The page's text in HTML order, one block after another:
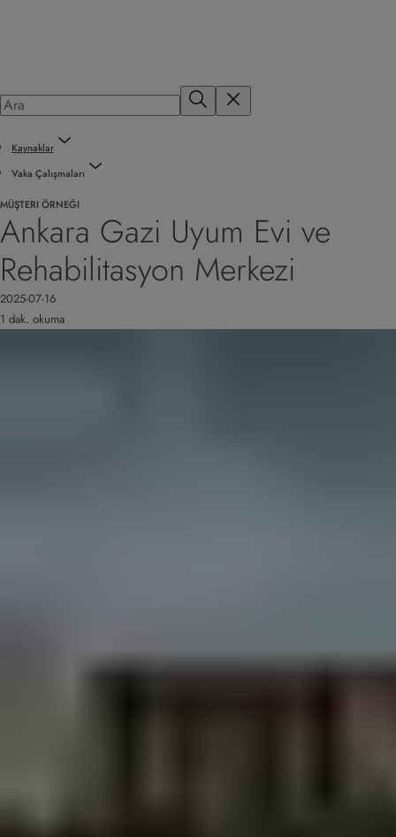
Kaynaklar
Vaka Çalışmaları
MÜŞTERI ÖRNEĞI
Ankara Gazi Uyum Evi ve
Rehabilitasyon Merkezi
2025-07-16
1 dak. okuma